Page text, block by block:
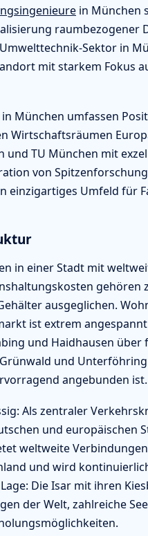
in München
raumbezogener
Sektor in
mit starkem Fokus
München umfassen
Wirtschaftsräumen
TU München mit
von
einzigartiges Umfeld für
in einer Stadt mit
gehören
ausgeglichen.
ist extrem
und Haidhausen
und
angebunden ist.
Als zentraler
und europäischen
weltweite Verbindungen.
und wird
Die Isar mit ihren
der Welt, zahlreiche